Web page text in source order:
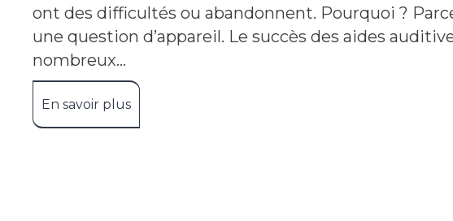
ont des difficultés ou abandonnent. Pourquoi ?
une question d’appareil. Le succès des aides
nombreux…
En savoir plus